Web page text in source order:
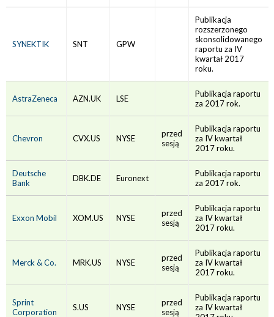
SYNEKTIK SNT GPW
Publikacja
rozszerzonego
skonsolidowanego
raportu za IV
kwartał 2017
roku.
AstraZeneca AZN.UK LSE
Publikacja raportu
za 2017 rok.
Chevron CVX.US NYSE
przed
sesją
Publikacja raportu
za IV kwartał
2017 roku.
Deutsche
Bank
DBK.DE Euronext
Publikacja raportu
za 2017 rok.
Exxon Mobil XOM.US NYSE
przed
sesją
Publikacja raportu
za IV kwartał
2017 roku.
Merck & Co. MRK.US NYSE
przed
sesją
Publikacja raportu
za IV kwartał
2017 roku.
Sprint
Corporation
S.US NYSE
przed
sesją
Publikacja raportu
za IV kwartał